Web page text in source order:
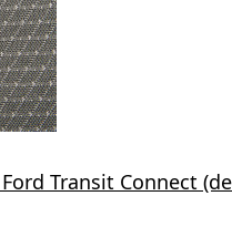
Transit Connect (de